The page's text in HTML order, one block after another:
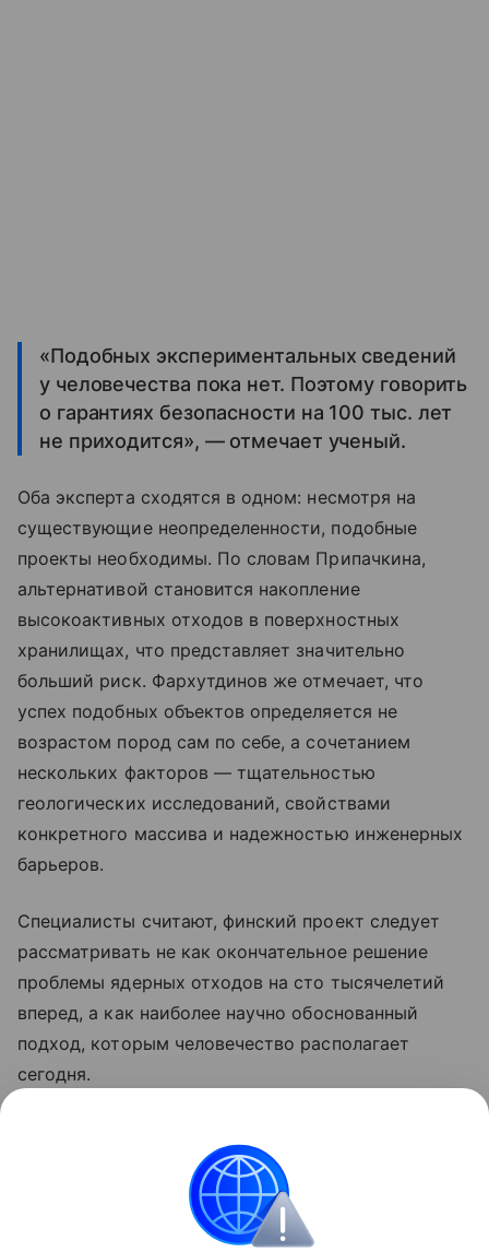
«Подобных экспериментальных сведений
у человечества пока нет. Поэтому говорить
о гарантиях безопасности на 100 тыс. лет
не приходится», — отмечает ученый.
Оба эксперта сходятся в одном: несмотря на
существующие неопределенности, подобные
проекты необходимы. По словам Припачкина,
альтернативой становится накопление
высокоактивных отходов в поверхностных
хранилищах, что представляет значительно
больший риск. Фархутдинов же отмечает, что
успех подобных объектов определяется не
возрастом пород сам по себе, а сочетанием
нескольких факторов — тщательностью
геологических исследований, свойствами
конкретного массива и надежностью инженерных
барьеров.
Специалисты считают, финский проект следует
рассматривать не как окончательное решение
проблемы ядерных отходов на сто тысячелетий
вперед, а как наиболее научно обоснованный
подход, которым человечество располагает
сегодня.
мониторинг радиоактивного
загрязнения Курил от «Фукусимы».